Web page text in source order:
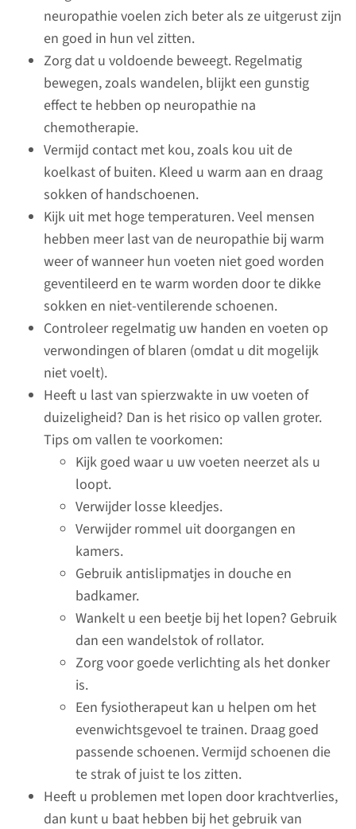
neuropathie voelen zich beter als ze uitgerust zijn
en goed in hun vel zitten.
Zorg dat u voldoende beweegt. Regelmatig
bewegen, zoals wandelen, blijkt een gunstig
effect te hebben op neuropathie na
chemotherapie.
Vermijd contact met kou, zoals kou uit de
koelkast of buiten. Kleed u warm aan en draag
sokken of handschoenen.
Kijk uit met hoge temperaturen. Veel mensen
hebben meer last van de neuropathie bij warm
weer of wanneer hun voeten niet goed worden
geventileerd en te warm worden door te dikke
sokken en niet-ventilerende schoenen.
Controleer regelmatig uw handen en voeten op
verwondingen of blaren (omdat u dit mogelijk
niet voelt).
Heeft u last van spierzwakte in uw voeten of
duizeligheid? Dan is het risico op vallen groter.
Tips om vallen te voorkomen:
Kijk goed waar u uw voeten neerzet als u
loopt.
Verwijder losse kleedjes.
Verwijder rommel uit doorgangen en
kamers.
Gebruik antislipmatjes in douche en
badkamer.
Wankelt u een beetje bij het lopen? Gebruik
dan een wandelstok of rollator.
Zorg voor goede verlichting als het donker
is.
Een fysiotherapeut kan u helpen om het
evenwichtsgevoel te trainen. Draag goed
passende schoenen. Vermijd schoenen die
te strak of juist te los zitten.
Heeft u problemen met lopen door krachtverlies,
dan kunt u baat hebben bij het gebruik van
Bloedingen
Door de behandeling kan er
een tekort aan bloedplaatjes
(trombocyten) in het bloed
ontstaan (trombocytopenie).
Bloedplaatjes spelen een
belangrijke rol bij de
bloedstolling. Door de daling
van het aantal bloedplaatjes is
het bloed dunner en stolt het
dus minder snel.
lees meer
Cognitieve problemen
Chemotherapie kan problemen
veroorzaken met denken.
lees meer
Diarree
Door uw behandeling kunt u
diarree krijgen. Diarree komt
door irritatie van het slijmvlies
van de darm.
lees meer